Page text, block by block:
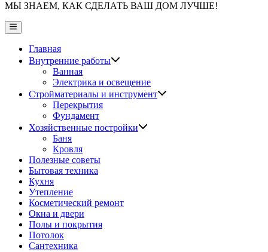
МЫ ЗНАЕМ, КАК СДЕЛАТЬ ВАШ ДОМ ЛУЧШЕ!
Главное
меню
Главная
Внутренние работы
Ванная
Электрика и освещение
Стройматериалы и инструмент
Перекрытия
Фундамент
Хозяйственные постройки
Баня
Кровля
Полезные советы
Бытовая техника
Кухня
Утепление
Косметический ремонт
Окна и двери
Полы и покрытия
Потолок
Сантехника